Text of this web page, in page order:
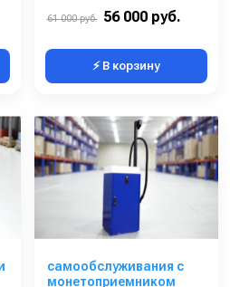
61 000 руб. 56 000 руб.
⚡ В корзину
самообслуживания с
монетоприемником